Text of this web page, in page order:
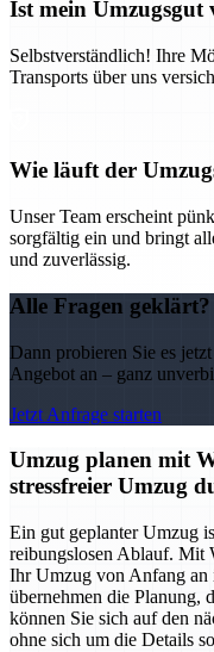
Ist mein Umzugsgut
Selbstverständlich! Ihre
Transports über uns
Wie läuft der
Unser Team erscheint
sorgfältig ein und bringt
und zuverlässig.
Alle Fragen geklärt?
Dann probieren Sie es
Angebot an – ganz
Jetzt Anfrage starten
Umzug planen mit
stressfreier Umzug
Ein gut geplanter Umzug
reibungslosen Ablauf. Mit
Ihr Umzug von Anfang an
übernehmen die Planung,
können Sie sich auf den
ohne sich um die Details